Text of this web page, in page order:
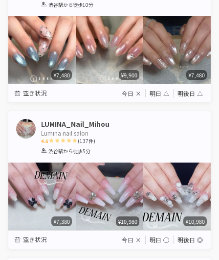
1 2 3 4 5
渋谷駅から徒歩10分
¥7,480 ¥9,900 ¥7,480
空き状況 今日 × 明日 △ 明後日 △
LUMINA_Nail_Mihou
Lumina nail salon
4.6
1 2 3 4 5
(137件)
渋谷駅から徒歩5分
¥7,380 ¥10,980 ¥10,980
空き状況 今日 × 明日 ◯ 明後日 ◎